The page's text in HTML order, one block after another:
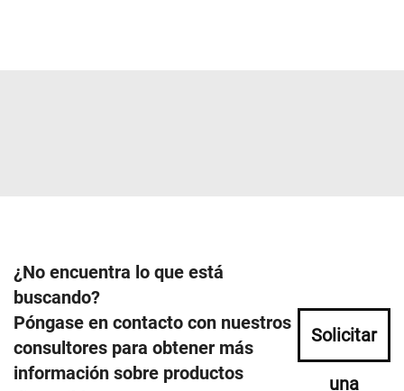
¿No encuentra lo que está
buscando?
Póngase en contacto con nuestros
consultores para obtener más
información sobre productos
Solicitar
una